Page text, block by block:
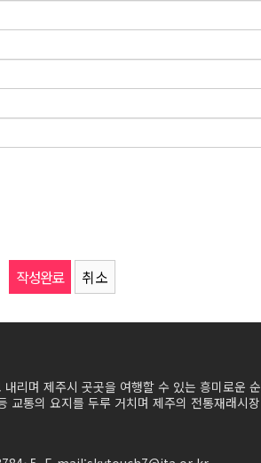
취소
리며 제주시 곳곳을 여행할 수 있는 흥미로운
통의 요지를 두루 거치며 제주의 전통재래시